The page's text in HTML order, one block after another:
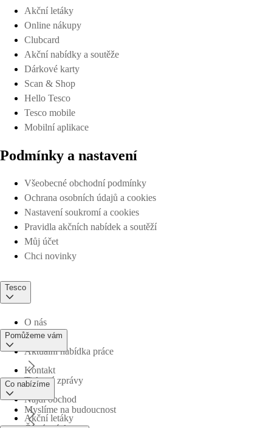
Akční letáky
Online nákupy
Clubcard
Akční nabídky a soutěže
Dárkové karty
Scan & Shop
Hello Tesco
Tesco mobile
Mobilní aplikace
Podmínky a nastavení
Všeobecné obchodní podmínky
Ochrana osobních údajů a cookies
Nastavení soukromí a cookies
Pravidla akčních nabídek a soutěží
Můj účet
Chci novinky
Tesco
O nás
Aktuální nabídka práce
Tiskové zprávy
Myslíme na budoucnost
Pomůžeme vám
Kontakt
Najdi obchod
Co nabízíme
Akční letáky